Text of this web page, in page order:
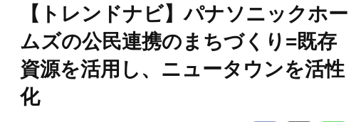
【トレンドナビ】パナソニックホー
ムズの公民連携のまちづくり=既存
資源を活用し、ニュータウンを活性
化